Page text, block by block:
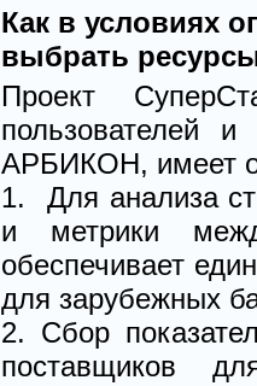
Как в условиях
выбрать
Проект
пользователей
АРБИКОН, имеет
1. Для анализа
и метрики
обеспечивает
для зарубежных
2. Сбор
поставщиков